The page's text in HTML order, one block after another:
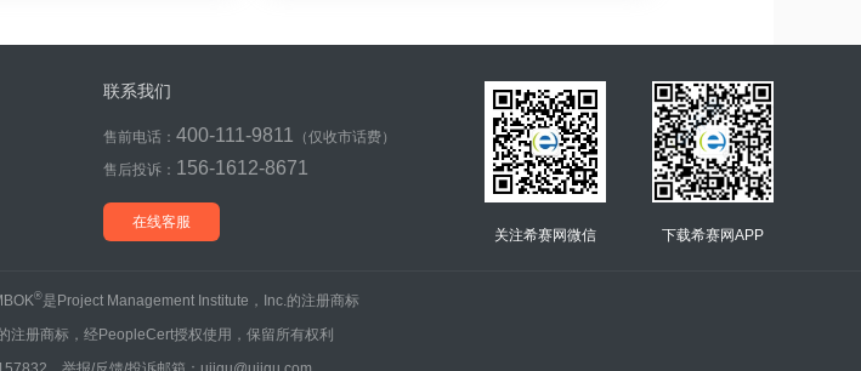
联系我们
售前电话： 400-111-9811
（仅收市话费）
售后投诉： 156-1612-8671
在线客服
关注希赛网微信 下载希赛网APP
®是Project Management Institute，Inc.的注册商标
注册商标，经PeopleCert授权使用，保留所有权利